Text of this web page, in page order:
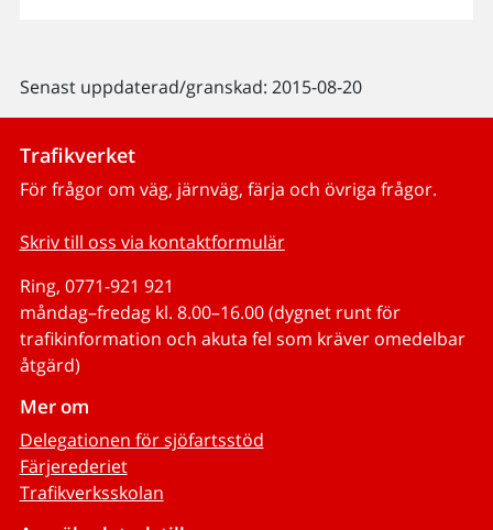
Senast uppdaterad/granskad: 2015-08-20
Trafikverket
För frågor om väg, järnväg, färja och övriga frågor.
Skriv till oss via kontaktformulär
Ring, 0771-921 921
måndag–fredag kl. 8.00–16.00 (dygnet runt för
trafikinformation och akuta fel som kräver omedelbar
åtgärd)
Mer om
Delegationen för sjöfartsstöd
Färjerederiet
Trafikverksskolan